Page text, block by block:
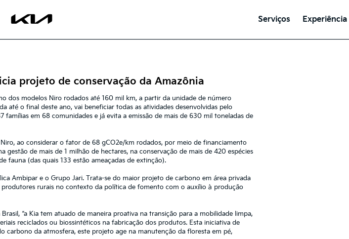
Serviços Experiência
projeto de conservação da Amazônia
dos modelos Niro rodados até 160 mil km, a partir da unidade de número
o final deste ano, vai beneficiar todas as atividades desenvolvidas pelo
famílias em 68 comunidades e já evita a emissão de mais de 630 mil toneladas de
ao considerar o fator de 68 gCO2e/km rodados, por meio de financiamento
de mais de 1 milhão de hectares, na conservação de mais de 420 espécies
fauna (das quais 133 estão ameaçadas de extinção).
Ambipar e o Grupo Jari. Trata-se do maior projeto de carbono em área privada
rurais no contexto da política de fomento com o auxílio à produção
“a Kia tem atuado de maneira proativa na transição para a mobilidade limpa,
reciclados ou biossintéticos na fabricação dos produtos. Esta iniciativa de
carbono da atmosfera, este projeto age na manutenção da floresta em pé,